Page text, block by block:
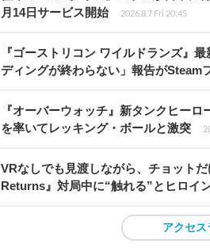
月14日サービス開始
2026.8.7 Fri 20:45
『ゴーストリコン ワイルドランズ』
ディングが終わらない」報告がSteam
『オーバーウォッチ』新タンクヒー
を率いてレッキング・ボールと激突
VRなしでも見渡しながら、チョット
Returns』対局中に“触れる”とヒロイ
アクセ